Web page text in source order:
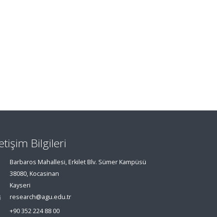
Bilgileri
Barbaros Mahallesi, Erkilet Blv. Sümer Kampüsü
38080, Kocasinan
Kayseri
research@agu.edu.tr
+90 352 224 88 00